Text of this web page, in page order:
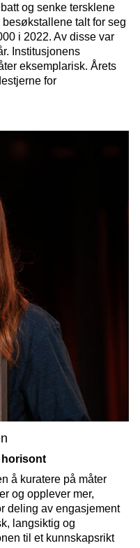
og senke tersklene
talt for seg
i 2022. Av disse var
Institusjonens
eksemplarisk. Årets
for
horisont
å kuratere på måter
og opplever mer,
deling av engasjement
langsiktig og
til et kunnskapsrikt